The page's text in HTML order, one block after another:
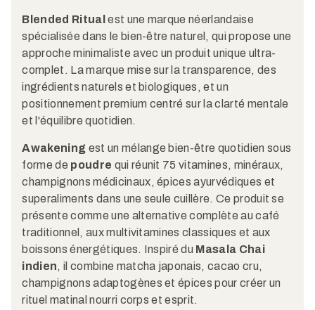
Blended Ritual est une marque néerlandaise
spécialisée dans le bien-être naturel, qui propose une
approche minimaliste avec un produit unique ultra-
complet. La marque mise sur la transparence, des
ingrédients naturels et biologiques, et un
positionnement premium centré sur la clarté mentale
et l'équilibre quotidien.
Awakening est un mélange bien-être quotidien sous
forme de poudre qui réunit 75 vitamines, minéraux,
champignons médicinaux, épices ayurvédiques et
superaliments dans une seule cuillère. Ce produit se
présente comme une alternative complète au café
traditionnel, aux multivitamines classiques et aux
boissons énergétiques. Inspiré du Masala Chai
indien, il combine matcha japonais, cacao cru,
champignons adaptogènes et épices pour créer un
rituel matinal nourri corps et esprit.